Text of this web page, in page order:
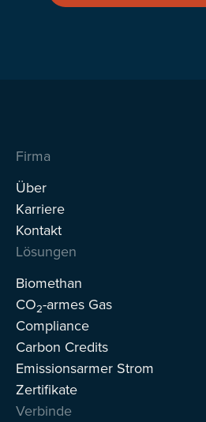
Firma
Über
Karriere
Kontakt
Lösungen
Biomethan
CO2-armes Gas
Compliance
Carbon Credits
Emissionsarmer Strom
Zertifikate
Verbinde